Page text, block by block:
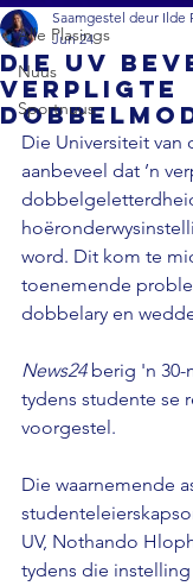
Alle Plasings
Nuus
Sportnuus
Die UV
verpligte
Saamgestel deur Ilde
Jun 24
Die Universiteit van
aanbeveel dat ’n
word. Dit kom te
toenemende
dobbelary en
News24 berig 'n
tydens studente se
voorgestel.
Die waarnemende
UV, Nothando
tydens die instelling